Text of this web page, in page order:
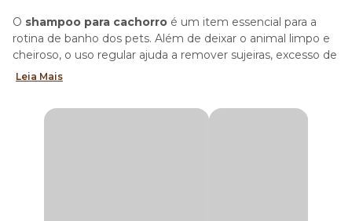
O shampoo para cachorro é um item essencial para a
rotina de banho dos pets. Além de deixar o animal limpo e
cheiroso, o uso regular ajuda a remover sujeiras, excesso de
oleosidade e também contribui para o controle de odores.
shampoos para cachorro
também auxiliam na
Leia Mais